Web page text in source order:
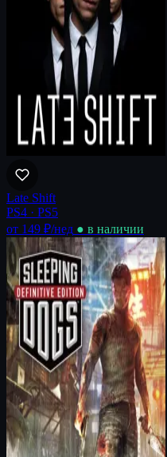
Late Shift
PS4 · PS5
от 149 ₽/нед ● в наличии